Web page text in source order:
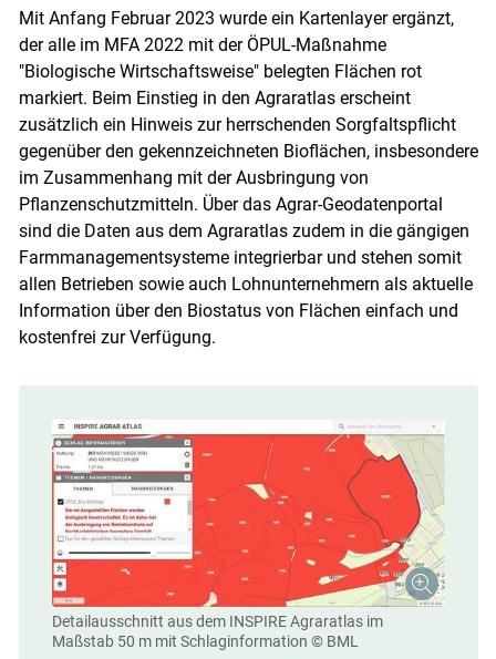
Mit Anfang Februar 2023 wurde ein Kartenlayer ergänzt,
der alle im MFA 2022 mit der ÖPUL-Maßnahme
"Biologische Wirtschaftsweise" belegten Flächen rot
markiert. Beim Einstieg in den Agraratlas erscheint
zusätzlich ein Hinweis zur herrschenden Sorgfaltspflicht
gegenüber den gekennzeichneten Bioflächen, insbesondere
im Zusammenhang mit der Ausbringung von
Pflanzenschutzmitteln. Über das Agrar-Geodatenportal
sind die Daten aus dem Agraratlas zudem in die gängigen
Farmmanagementsysteme integrierbar und stehen somit
allen Betrieben sowie auch Lohnunternehmern als aktuelle
Information über den Biostatus von Flächen einfach und
kostenfrei zur Verfügung.
Detailausschnitt aus dem INSPIRE Agraratlas im
Maßstab 50 m mit Schlaginformation © BML